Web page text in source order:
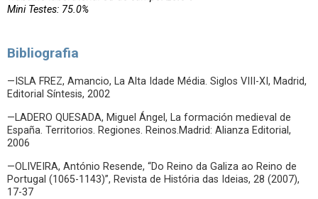
Mini Testes: 75.0%
Bibliografia
—ISLA FREZ, Amancio, La Alta Idade Média. Siglos VIII-XI, Madrid,
Editorial Síntesis, 2002
—LADERO QUESADA, Miguel Ángel, La formación medieval de
España. Territorios. Regiones. Reinos.Madrid: Alianza Editorial,
2006
—OLIVEIRA, António Resende, “Do Reino da Galiza ao Reino de
Portugal (1065-1143)”, Revista de História das Ideias, 28 (2007),
17-37